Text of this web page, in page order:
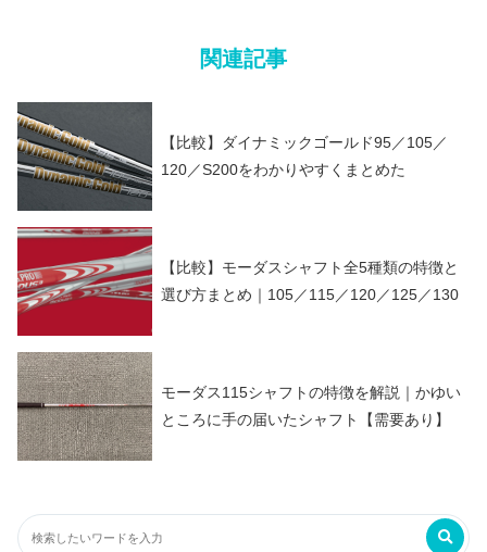
関連記事
【比較】ダイナミックゴールド95／105／
120／S200をわかりやすくまとめた
【比較】モーダスシャフト全5種類の特徴と
選び方まとめ｜105／115／120／125／130
モーダス115シャフトの特徴を解説｜かゆい
ところに手の届いたシャフト【需要あり】